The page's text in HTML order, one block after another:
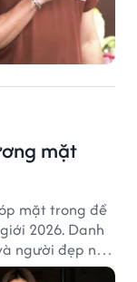
mặt
mặt trong đề
2026. Danh
người đẹp nổi